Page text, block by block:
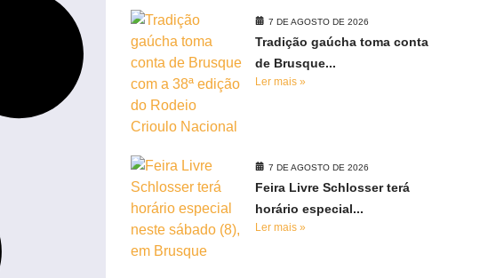
7 DE AGOSTO DE 2026
Tradição gaúcha toma conta
de Brusque...
Ler mais »
7 DE AGOSTO DE 2026
Feira Livre Schlosser terá
horário especial...
Ler mais »